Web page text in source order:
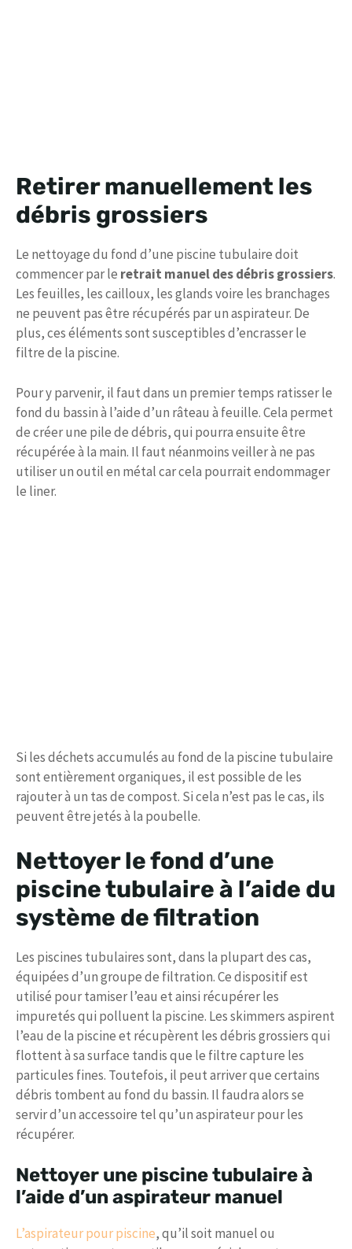
Retirer manuellement les
débris grossiers
Le nettoyage du fond d’une piscine tubulaire doit
commencer par le retrait manuel des débris grossiers.
Les feuilles, les cailloux, les glands voire les branchages
ne peuvent pas être récupérés par un aspirateur. De
plus, ces éléments sont susceptibles d’encrasser le
filtre de la piscine.
Pour y parvenir, il faut dans un premier temps ratisser le
fond du bassin à l’aide d’un râteau à feuille. Cela permet
de créer une pile de débris, qui pourra ensuite être
récupérée à la main. Il faut néanmoins veiller à ne pas
utiliser un outil en métal car cela pourrait endommager
le liner.
Si les déchets accumulés au fond de la piscine tubulaire
sont entièrement organiques, il est possible de les
rajouter à un tas de compost. Si cela n’est pas le cas, ils
peuvent être jetés à la poubelle.
Nettoyer le fond d’une
piscine tubulaire à l’aide du
système de filtration
Les piscines tubulaires sont, dans la plupart des cas,
équipées d’un groupe de filtration. Ce dispositif est
utilisé pour tamiser l’eau et ainsi récupérer les
impuretés qui polluent la piscine. Les skimmers aspirent
l’eau de la piscine et récupèrent les débris grossiers qui
flottent à sa surface tandis que le filtre capture les
particules fines. Toutefois, il peut arriver que certains
débris tombent au fond du bassin. Il faudra alors se
servir d’un accessoire tel qu’un aspirateur pour les
récupérer.
Nettoyer une piscine tubulaire à
l’aide d’un aspirateur manuel
L’aspirateur pour piscine, qu’il soit manuel ou